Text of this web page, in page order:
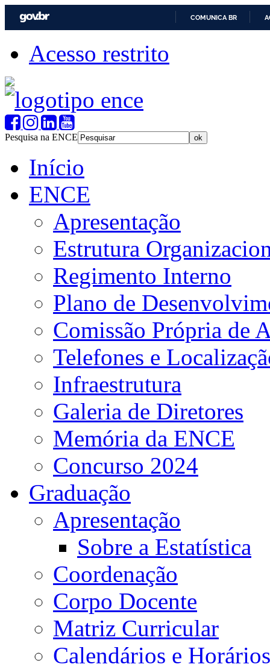
COMUNICA BR
Acesso restrito
Pesquisa na ENCE
Início
ENCE
Apresentação
Estrutura
Regimento Interno
Plano de
Comissão Própria de
Telefones e
Infraestrutura
Galeria de Diretores
Memória da ENCE
Concurso 2024
Graduação
Apresentação
Sobre a Estatística
Coordenação
Corpo Docente
Matriz Curricular
Calendários e Horários